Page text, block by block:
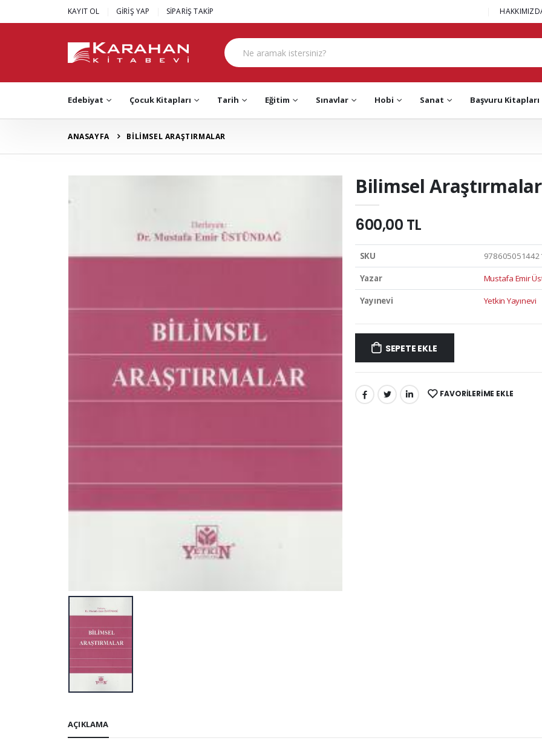
KAYIT OL GİRİŞ YAP SİPARİŞ TAKİP
Edebiyat Çocuk Kitapları Tarih Eğitim Sınavlar Hobi Sanat Başvuru Kitapları
ANASAYFA BİLİMSEL ARAŞTIRMALAR
Bilimsel Araştırmalar
600,00 TL
SKU
Yazar Mustafa Emir
Yayınevi Yetkin Yayınevi
SEPETE EKLE
PAYLAŞ: FAVORILERIME EKLE
AÇIKLAMA